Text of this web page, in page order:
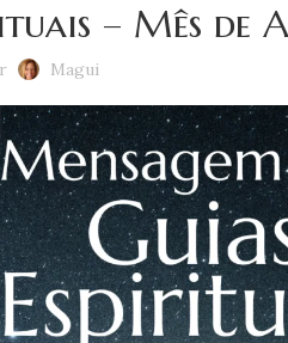
– Mês de
Magui